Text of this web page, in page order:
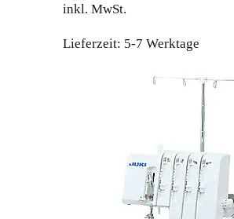
inkl. MwSt.
Lieferzeit: 5-7 Werktage